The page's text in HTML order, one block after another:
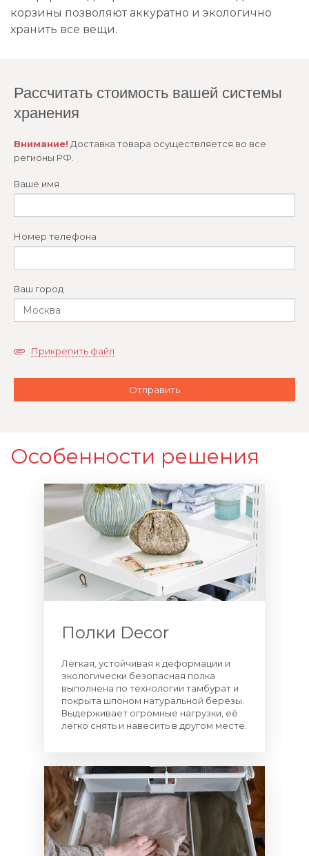
корзины позволяют аккуратно и экологично
хранить все вещи.
Рассчитать стоимость вашей системы
хранения
Внимание! Доставка товара осуществляется во все
регионы РФ.
Ваше имя
Номер телефона
Ваш город
Прикрепить файл
Особенности решения
Полки Decor
Лёгкая, устойчивая к деформации и
экологически безопасная полка
выполнена по технологии тамбурат и
покрыта шпоном натуральной берёзы.
Выдерживает огромные нагрузки, её
легко снять и навесить в другом месте.